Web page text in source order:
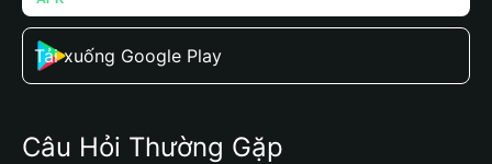
Tải xuống Google Play
Câu Hỏi Thường Gặp